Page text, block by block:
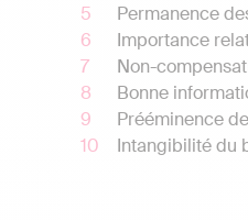
Permanence
Importance
Non-
Bonne
Prééminence
Intangibilité du